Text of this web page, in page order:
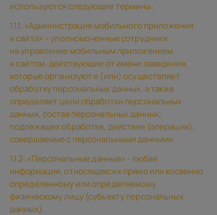
используются следующие термины:
1.1.1. «Администрация мобильного приложения
и сайта» – уполномоченные сотрудники
на управление мобильным приложением
и сайтом, действующие от имени заведения,
которые организуют и (или) осуществляет
обработку персональных данных, а также
определяет цели обработки персональных
данных, состав персональных данных,
подлежащих обработке, действия (операции),
совершаемые с персональными данными.
1.1.2. «Персональные данные» - любая
информация, относящаяся к прямо или косвенно
определенному или определяемому
физическому лицу (субъекту персональных
данных).